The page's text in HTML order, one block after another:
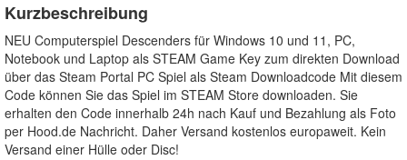
Kurzbeschreibung
NEU Computerspiel Descenders für Windows 10 und 11, PC,
Notebook und Laptop als STEAM Game Key zum direkten Download
über das Steam Portal PC Spiel als Steam Downloadcode Mit diesem
Code können Sie das Spiel im STEAM Store downloaden. Sie
erhalten den Code innerhalb 24h nach Kauf und Bezahlung als Foto
per Hood.de Nachricht. Daher Versand kostenlos europaweit. Kein
Versand einer Hülle oder Disc!